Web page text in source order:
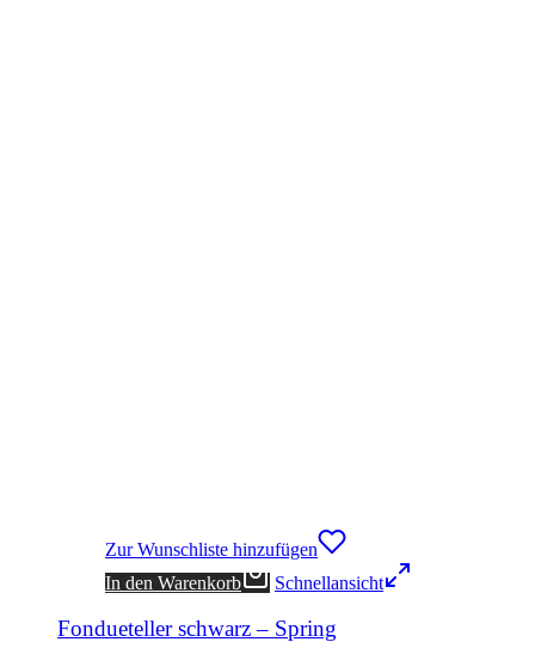
Zur Wunschliste hinzufügen
In den Warenkorb
Schnellansicht
Fondueteller schwarz – Spring